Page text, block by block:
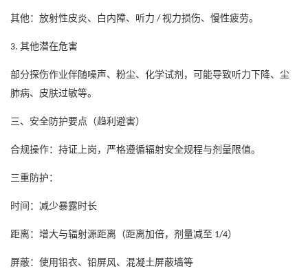
其他：放射性皮炎、白内障、听力 / 视力损伤、慢性疲劳。
3. 其他潜在危害
部分探伤作业伴随噪声、粉尘、化学试剂，可能导致听力下降、尘
肺病、皮肤过敏等。
三、安全防护要点（趋利避害）
合规操作：持证上岗，严格遵循辐射安全规程与剂量限值。
三重防护：
时间：减少暴露时长
距离：增大与辐射源距离（距离加倍，剂量减至 1/4）
屏蔽：使用铅衣、铅屏风、混凝土屏蔽墙等